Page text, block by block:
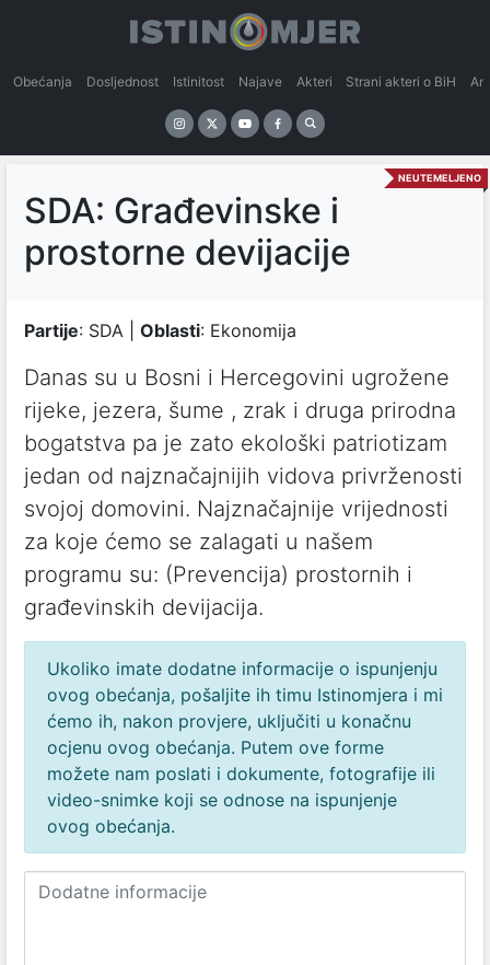
Obećanja Dosljednost Istinitost Najave Akteri Strani akteri o BiH
NEUTEMELJENO
SDA: Građevinske i
prostorne devijacije
Partije: SDA | Oblasti: Ekonomija
Danas su u Bosni i Hercegovini ugrožene
rijeke, jezera, šume , zrak i druga prirodna
bogatstva pa je zato ekološki patriotizam
jedan od najznačajnijih vidova privrženosti
svojoj domovini. Najznačajnije vrijednosti
za koje ćemo se zalagati u našem
programu su: (Prevencija) prostornih i
građevinskih devijacija.
Ukoliko imate dodatne informacije o ispunjenju
ovog obećanja, pošaljite ih timu Istinomjera i mi
ćemo ih, nakon provjere, uključiti u konačnu
ocjenu ovog obećanja. Putem ove forme
možete nam poslati i dokumente, fotografije ili
video-snimke koji se odnose na ispunjenje
ovog obećanja.